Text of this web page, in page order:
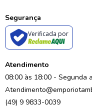
Segurança
Verificada por
Atendimento
08:00 às 18:00 - Segunda
(49) 9 9833-0039